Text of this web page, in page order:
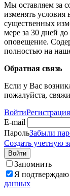
Мы оставляем за
изменять
существенных
мере за 30 дней
оповещение.
полностью на
Обратная связь
Если у Вас
пожалуйста,
ВойтиРегистрация
E-mail
ПарольЗабыли
Создать учетную
Войти
Запомнить
Я подтверждаю
данных